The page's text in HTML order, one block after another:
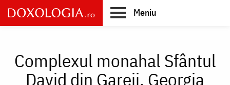
Skip
to
main
Meniu
Complexul monahal Sfântul
David din Gareji, Georgia